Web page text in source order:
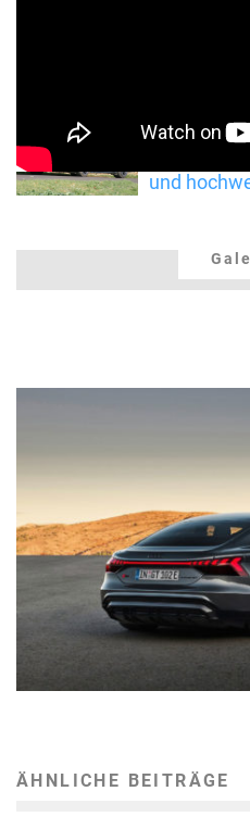
Audi RS e-
und
ÄHNLICHE BEITRÄGE